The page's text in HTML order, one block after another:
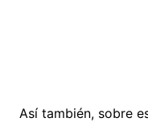
Así también, sobre